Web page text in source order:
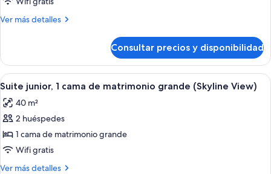
junior,
de
matrimonio
grande
Ver más detalles
Más
junior,
cama
matrimonio
grande
Consultar precios y disponibilidad
Abrir
todas
las
fotos
de
Suite
junior,
Suite junior, 1 cama de matrimonio
7
Suite junior, 1 cama de matrimonio grande (Skyline View)
40 m²
2 huéspedes
1 cama de matrimonio grande
Wifi gratis
Ver más detalles
Más